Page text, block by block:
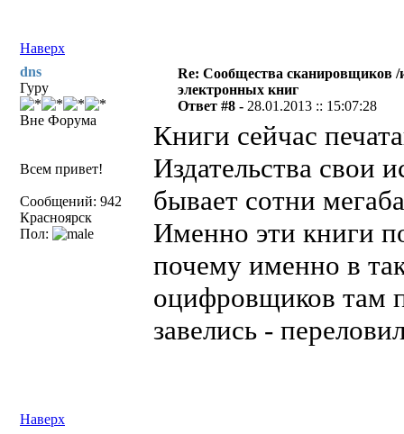
Наверх
dns
Гуру
Вне Форума
Всем привет!
Сообщений: 942
Красноярск
Пол:
Re: Сообщества сканировщиков /
электронных книг
Ответ #8 - 28.01.2013 :: 15:07:28
Книги сейчас
Издательства свои
бывает сотни
Именно эти книги
почему именно в
оцифровщиков там
завелись -
Наверх